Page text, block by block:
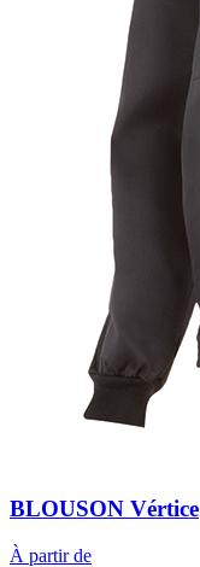
BLOUSON Vértice
À partir de